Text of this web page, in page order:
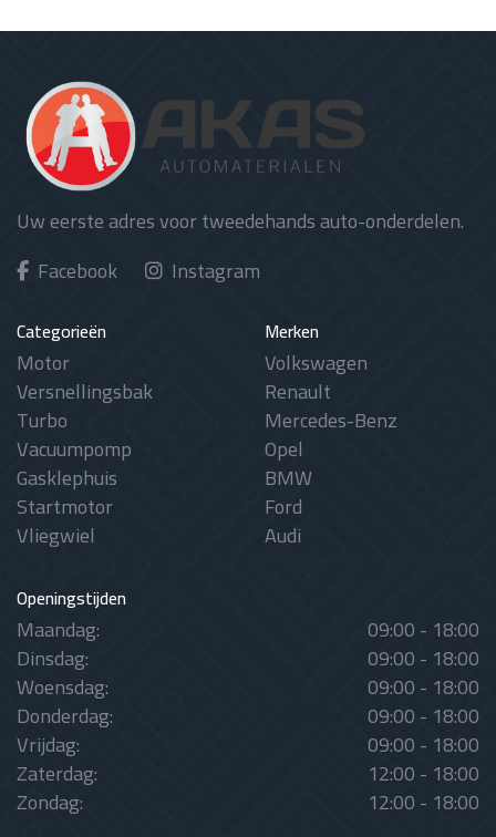
Uw eerste adres voor tweedehands auto-onderdelen.
Facebook
Instagram
Categorieën
Motor
Versnellingsbak
Turbo
Vacuumpomp
Gasklephuis
Startmotor
Vliegwiel
Merken
Volkswagen
Renault
Mercedes-Benz
Opel
BMW
Ford
Audi
Openingstijden
Maandag: 09:00 - 18:00
Dinsdag: 09:00 - 18:00
Woensdag: 09:00 - 18:00
Donderdag: 09:00 - 18:00
Vrijdag: 09:00 - 18:00
Zaterdag: 12:00 - 18:00
Zondag: 12:00 - 18:00